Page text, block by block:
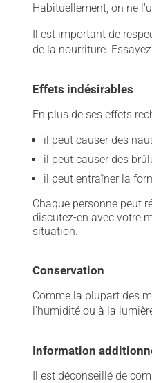
Habituellement, on ne
Il est important de
de la nourriture.
Effets indésirables
En plus de ses effets
il peut causer des
il peut causer des
il peut entraîner la
Chaque personne peut
discutez-en avec votre
situation.
Conservation
Comme la plupart des
l'humidité ou à la
Information
Il est déconseillé de